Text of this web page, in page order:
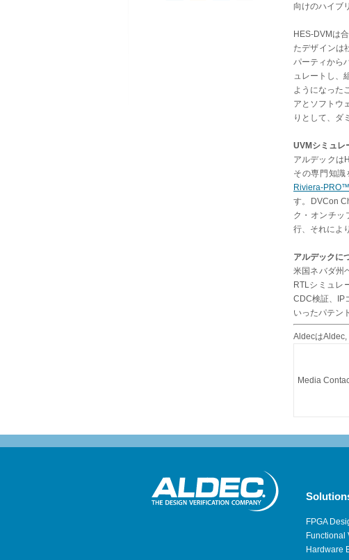
向けのハイブ
HES-DVMは
たデザインは
パーティから
ュレートし、
ようになった
アとソフトウ
りとして、ダ
UVMシミュレ
アルデックは
その専門知識
Riviera-PRO™
す。DVCon
ク・オンチッ
行、それによ
アルデックに
米国ネバダ州
RTLシミュレ
CDC検証、IP
いったパテン
AldecはAldec,
Media
FPGA
Functional
Hardware